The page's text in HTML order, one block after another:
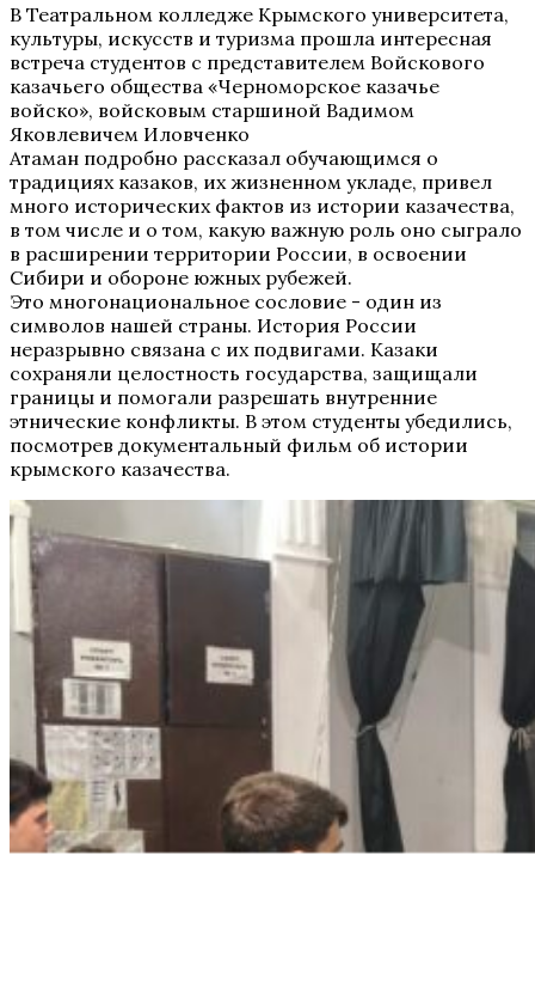
В Театральном колледже Крымского университета,
культуры, искусств и туризма прошла интересная
встреча студентов с представителем Войскового
казачьего общества «Черноморское казачье
войско», войсковым старшиной Вадимом
Яковлевичем Иловченко
Атаман подробно рассказал обучающимся о
традициях казаков, их жизненном укладе, привел
много исторических фактов из истории казачества,
в том числе и о том, какую важную роль оно сыграло
в расширении территории России, в освоении
Сибири и обороне южных рубежей.
Это многонациональное сословие - один из
символов нашей страны. История России
неразрывно связана с их подвигами. Казаки
сохраняли целостность государства, защищали
границы и помогали разрешать внутренние
этнические конфликты. В этом студенты убедились,
посмотрев документальный фильм об истории
крымского казачества.